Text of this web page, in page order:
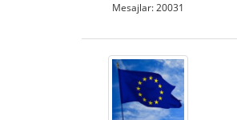
Mesajlar: 20031